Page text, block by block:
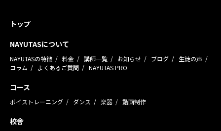
トップ
NAYUTASについて
NAYUTASの特徴 料金 講師一覧 お知らせ ブログ
生徒の声
コラム
よくあるご質問 NAYUTAS PRO
コース
ボイストレーニング ダンス 楽器 動画制作
校舎